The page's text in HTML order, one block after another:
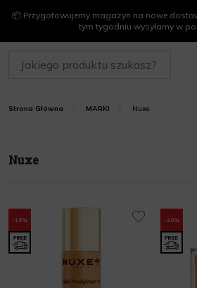
📦 Przygotowujemy magazyn na nowe
tym tygodniu wysyłamy w
Strona Główna MARKI Nuxe
Nuxe
-15% -20%